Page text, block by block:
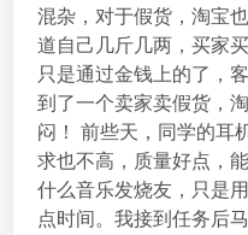
混杂，对于假货，淘宝
道自己几斤几两，买家
只是通过金钱上的了，
到了一个卖家卖假货，
闷！ 前些天，同学的耳
求也不高，质量好点，
什么音乐发烧友，只是
点时间。我接到任务后